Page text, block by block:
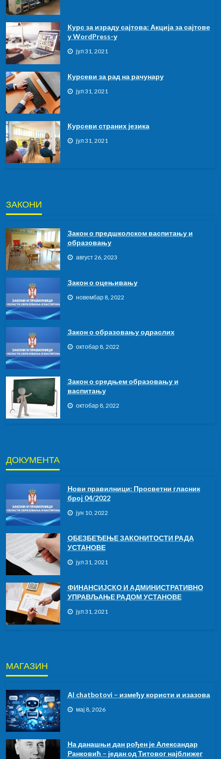
Курс за израду сајтова: Акција за сајтове
у WordPress-у
јул 31, 2021
Курсеви за рад на рачунару
јул 31, 2021
Курсeви страних језика
јул 31, 2021
ЗАКОНИ
Закон о предшколском васпитању и
образовању
август 26, 2023
Закон о оцењивању
новембар 8, 2022
Закон о образовању одраслих
октобар 8, 2022
Закон о средњем образовању и
васпитању
октобар 8, 2022
ДОКУМЕНТА
Нови правилници: Просветни гласник
број 04/2022
јун 10, 2022
ОБЕЗБЕЂЕЊЕ ЗАКОНИТОСТИ РАДА
УСТАНОВЕ
јул 31, 2021
ФИНАНСИЈСКО И АДМИНИСТРАТИВНО
УПРАВЉАЊЕ РАДОМ УСТАНОВЕ
јул 31, 2021
МАГАЗИН
АI chatbotovi – између користи и изазова
мај 8, 2026
На данашњи дан рођен је Александар
Ранковић – један од Титовог најближег